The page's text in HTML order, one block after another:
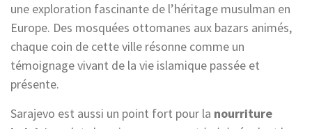
une exploration fascinante de l’héritage musulman en
Europe. Des mosquées ottomanes aux bazars animés,
chaque coin de cette ville résonne comme un
témoignage vivant de la vie islamique passée et
présente.
Sarajevo est aussi un point fort pour la nourriture